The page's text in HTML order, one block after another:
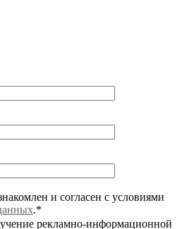
и согласен с условиями
.*
рекламно-информационной